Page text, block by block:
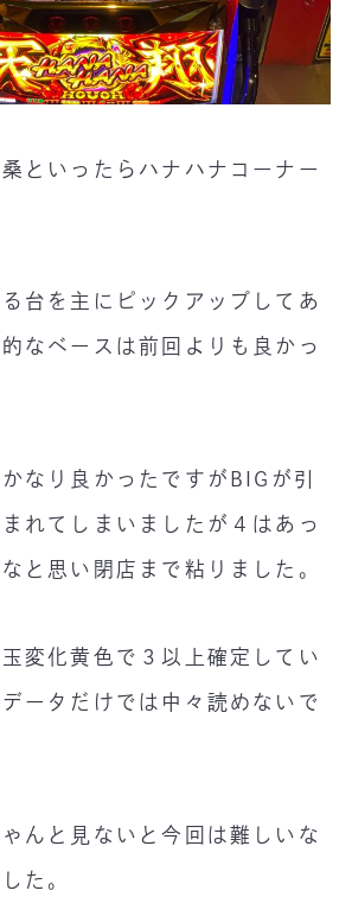
といったらハナハナコーナー
台を主にピックアップしてあ
なベースは前回よりも良かっ
なり良かったですがBIGが引
れてしまいましたが４はあっ
と思い閉店まで粘りました。
変化黄色で３以上確定してい
ータだけでは中々読めないで
んと見ないと今回は難しいな
た。